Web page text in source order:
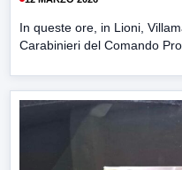
In queste ore, in Lioni,
Carabinieri del Comando